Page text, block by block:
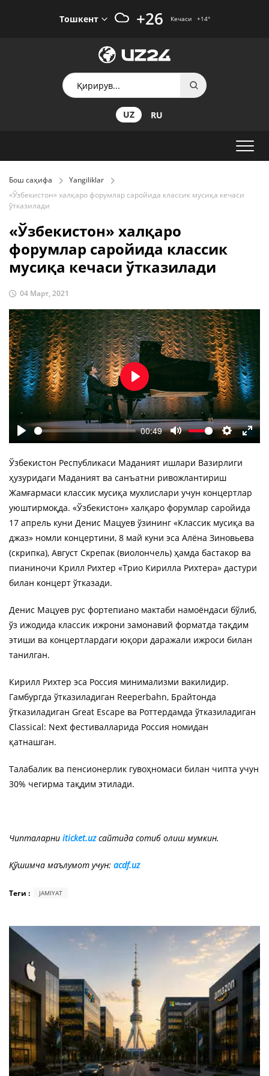
Тошкент +26 Кечаси +14°
UZ RU
Бош саҳифа
Yangiliklar
«Ўзбекистон» халқаро форумлар саройида классик мусиқа кечаси
ўтказилади
«Ўзбекистон» халқаро
форумлар саройида классик
мусиқа кечаси ўтказилади
04 Март, 2021
Воспроизвести
00:49
Отключить
Во
Воспроизвести
Ўзбекистон Республикаси Маданият ишлари Вазирлиги
ҳузуридаги Маданият ва санъатни ривожлантириш
Жамғармаси классик мусиқа мухлислари учун концертлар
уюштирмоқда. «Ўзбекистон» халқаро форумлар саройида
17 апрель куни Денис Мацуев ўзининг «Классик мусиқа ва
джаз» номли концертини, 8 май куни эса Алёна Зиновьева
(скрипка), Август Скрепак (виолончель) ҳамда бастакор ва
пианиночи Крилл Рихтер «Трио Кирилла Рихтера» дастури
билан концерт ўтказади.
Денис Мацуев рус фортепиано мактаби намоёндаси бўлиб,
ўз ижодида классик ижрони замонавий форматда тақдим
этиши ва концертлардаги юқори даражали ижроси билан
танилган.
Кирилл Рихтер эса Россия минимализми вакилидир.
Гамбургда ўтказиладиган Reeperbahn, Брайтонда
ўтказиладиган Great Escape ва Роттердамда ўтказиладиган
Classical: Next фестивалларида Россия номидан
қатнашган.
Талабалик ва пенсионерлик гувоҳномаси билан чипта учун
30% чегирма тақдим этилади.
Чипталарни iticket.uzсайтида сотиб олиш мумкин.
Қўшимча маълумот учун: acdf.uz
Теги : JAMIYAT